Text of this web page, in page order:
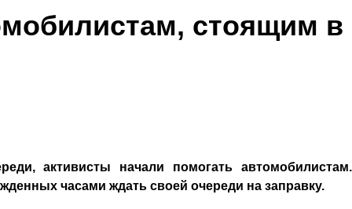
стоящим в
активисты начали помогать автомобилистам.
часами ждать своей очереди на заправку.